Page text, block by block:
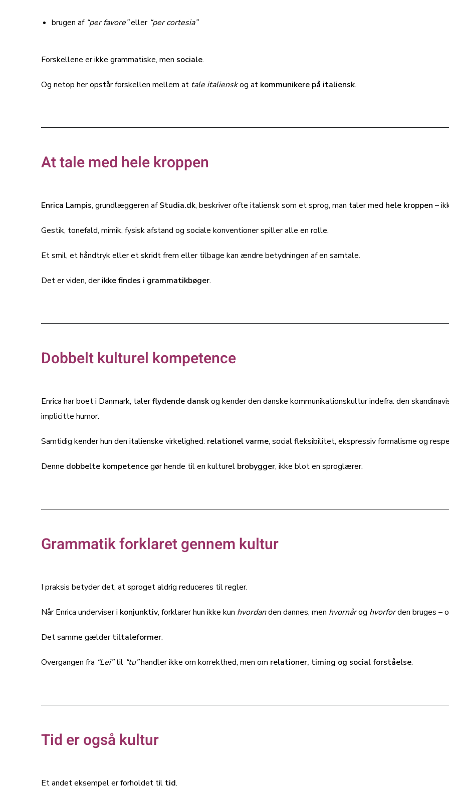
brugen af “per favore”eller “per cortesia”
Forskellene er ikke grammatiske, men sociale.
Og netop her opstår forskellen mellem at tale italienskog at kommunikere på italiensk.
At tale med hele kroppen
Enrica Lampis, grundlæggeren afStudia.dk, beskriver ofte italiensk som et sprog, man taler med hele kroppen –
Gestik, tonefald, mimik, fysisk afstand og sociale konventioner spiller alle en rolle.
Et smil, et håndtryk eller et skridt frem eller tilbage kan ændre betydningen af en samtale.
Det er viden, derikke findes i grammatikbøger.
Dobbelt kulturel kompetence
Enrica har boet i Danmark, talerflydende danskog kender den danske kommunikationskultur indefra: den
implicitte humor.
Samtidig kender hun den italienske virkelighed: relationel varme, social fleksibilitet, ekspressiv formalisme og
Denne dobbelte kompetencegør hende til en kulturel brobygger, ikke blot en sproglærer.
Grammatik forklaret gennem kultur
I praksis betyder det, at sproget aldrig reduceres til regler.
Når Enrica underviser i konjunktiv, forklarer hun ikke kun hvordanden dannes, men hvornårog hvorforden bruges –
Det samme gældertiltaleformer.
Overgangen fra “Lei”til “tu”handler ikke om korrekthed, men om relationer, timing og social forståelse.
Tid er også kultur
Et andet eksempel er forholdet til tid.